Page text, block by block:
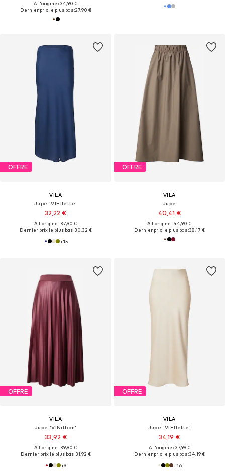
À l'origine : 34,90 €
Dernier prix le plus bas :27,90 €
OFFRE
VILA
Jupe 'VIEllette'
32,22 €
À l'origine : 37,90 €
Dernier prix le plus bas :30,32 €
+15
OFFRE
VILA
Jupe
40,41 €
À l'origine : 44,90 €
Dernier prix le plus bas :38,17 €
OFFRE
VILA
Jupe 'VINitban'
33,92 €
À l'origine : 39,90 €
Dernier prix le plus bas :31,92 €
+3
OFFRE
VILA
Jupe 'VIEllette'
34,19 €
À l'origine : 37,99 €
Dernier prix le plus bas :34,19 €
+16